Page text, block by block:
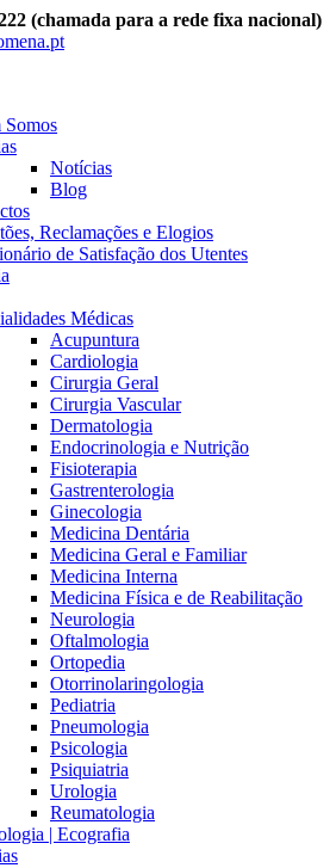
(chamada para a rede fixa nacional)
Somos
Notícias
Blog
Reclamações e Elogios
de Satisfação dos Utentes
Médicas
Acupuntura
Cardiologia
Cirurgia Geral
Cirurgia Vascular
Dermatologia
Endocrinologia e Nutrição
Fisioterapia
Gastrenterologia
Ginecologia
Medicina Dentária
Medicina Geral e Familiar
Medicina Interna
Medicina Física e de Reabilitação
Neurologia
Oftalmologia
Ortopedia
Otorrinolaringologia
Pediatria
Pneumologia
Psicologia
Psiquiatria
Urologia
Reumatologia
| Ecografia